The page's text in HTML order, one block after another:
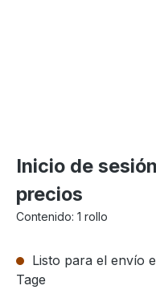
Inicio de
precios
Contenido: 1 rollo
Listo para el envío
Tage